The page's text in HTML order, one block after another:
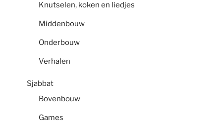
Knutselen, koken en liedjes
Middenbouw
Onderbouw
Verhalen
Sjabbat
Bovenbouw
Games